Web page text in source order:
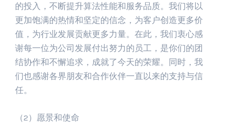
的投入，不断提升算法性能和服务品质。我们将以
更加饱满的热情和坚定的信念，为客户创造更多价
值，为行业发展贡献更多力量。在此，我们衷心感
谢每一位为公司发展付出努力的员工，是你们的团
结协作和不懈追求，成就了今天的荣耀。同时，我
们也感谢各界朋友和合作伙伴一直以来的支持与信
任。
（2）愿景和使命